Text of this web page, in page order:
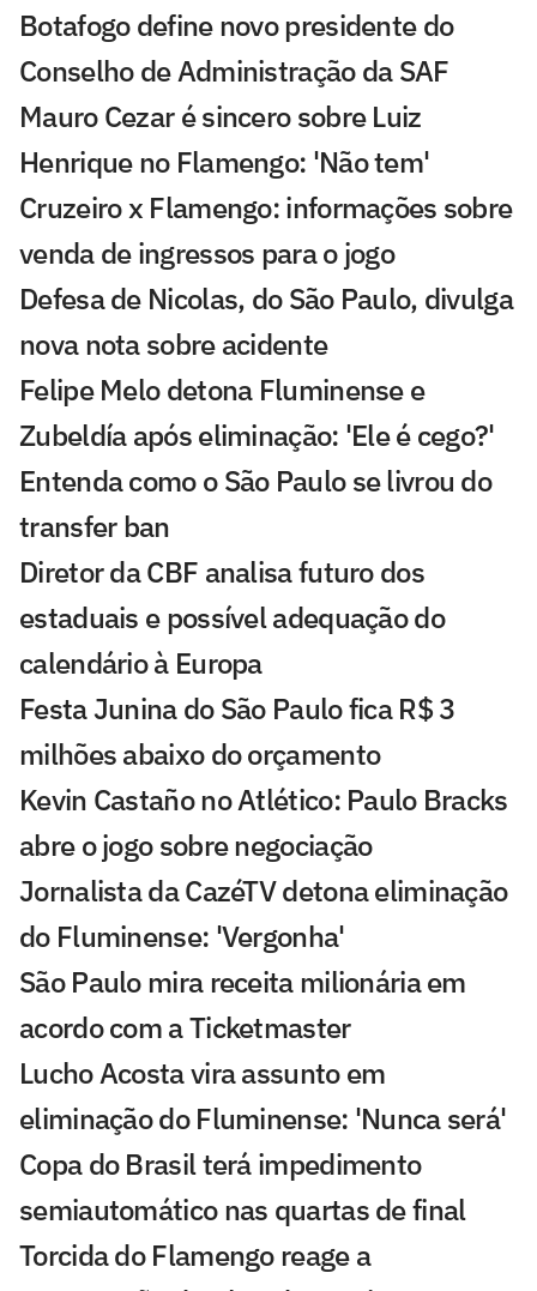
Botafogo define novo presidente do
Conselho de Administração da SAF
Mauro Cezar é sincero sobre Luiz
Henrique no Flamengo: 'Não tem'
Cruzeiro x Flamengo: informações sobre
venda de ingressos para o jogo
Defesa de Nicolas, do São Paulo, divulga
nova nota sobre acidente
Felipe Melo detona Fluminense e
Zubeldía após eliminação: 'Ele é cego?'
Entenda como o São Paulo se livrou do
transfer ban
Diretor da CBF analisa futuro dos
estaduais e possível adequação do
calendário à Europa
Festa Junina do São Paulo fica R$ 3
milhões abaixo do orçamento
Kevin Castaño no Atlético: Paulo Bracks
abre o jogo sobre negociação
Jornalista da CazéTV detona eliminação
do Fluminense: 'Vergonha'
São Paulo mira receita milionária em
acordo com a Ticketmaster
Lucho Acosta vira assunto em
eliminação do Fluminense: 'Nunca será'
Copa do Brasil terá impedimento
semiautomático nas quartas de final
Torcida do Flamengo reage a